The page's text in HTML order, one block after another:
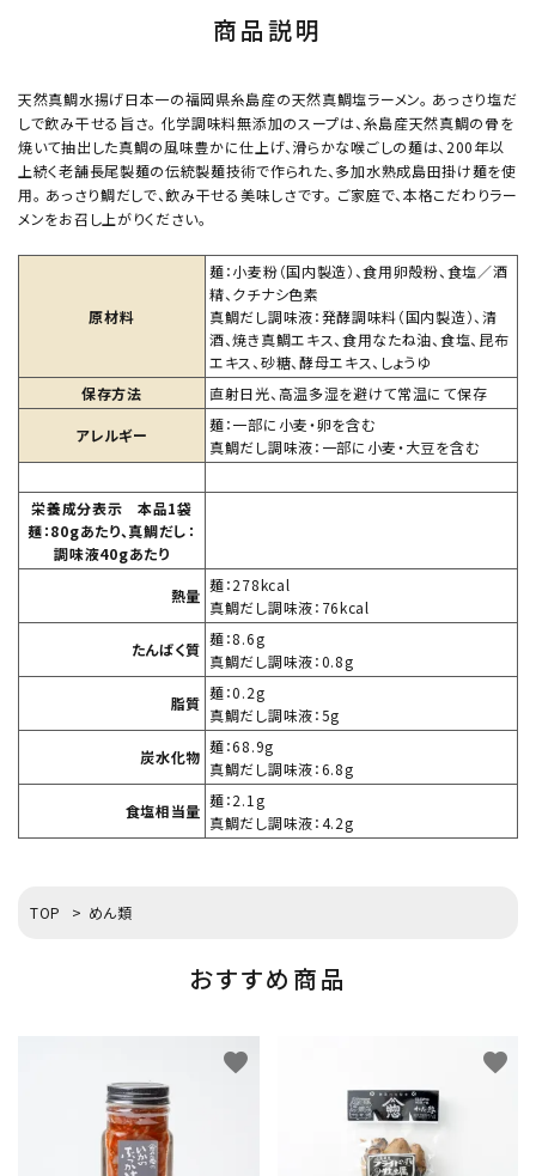
商品説明
天然真鯛水揚げ日本一の福岡県糸島産の天然真鯛塩ラーメン。 あっさり塩だ
しで飲み干せる旨さ。 化学調味料無添加のスープは、糸島産天然真鯛の骨を
焼いて抽出した真鯛の風味豊かに仕上げ、滑らかな喉ごしの麺は、200年以
上続く老舗長尾製麺の伝統製麺技術で作られた、多加水熟成島田掛け麺を使
用。 あっさり鯛だしで、飲み干せる美味しさです。 ご家庭で、本格こだわりラー
メンをお召し上がりください。
原材料
麺：小麦粉（国内製造）、食用卵殻粉、食塩／酒
精、クチナシ色素
真鯛だし調味液：発酵調味料（国内製造）、清
酒、焼き真鯛エキス、食用なたね油、食塩、昆布
エキス、砂糖、酵母エキス、しょうゆ
保存方法
直射日光、高温多湿を避けて常温にて保存
アレルギー
麺：一部に小麦・卵を含む
真鯛だし調味液：一部に小麦・大豆を含む
栄養成分表示 本品1袋
麺：80gあたり、真鯛だし：
調味液40gあたり
熱量
麺：278kcal
真鯛だし調味液：76kcal
たんばく質
麺：8.6g
真鯛だし調味液：0.8g
脂質
麺：0.2g
真鯛だし調味液：5g
炭水化物
麺：68.9g
真鯛だし調味液：6.8g
食塩相当量
麺：2.1g
真鯛だし調味液：4.2g
TOP > めん類
おすすめ商品
favorite favorite